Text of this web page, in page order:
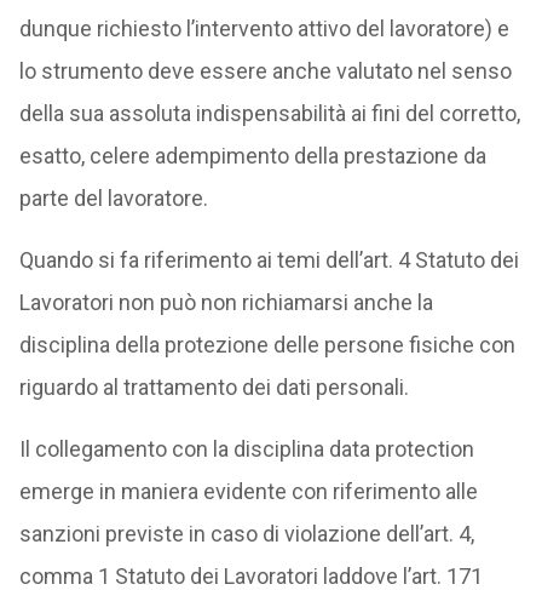
dunque richiesto l’intervento attivo del lavoratore) e
lo strumento deve essere anche valutato nel senso
della sua assoluta indispensabilità ai fini del corretto,
esatto, celere adempimento della prestazione da
parte del lavoratore.
Quando si fa riferimento ai temi dell’art. 4 Statuto dei
Lavoratori non può non richiamarsi anche la
disciplina della protezione delle persone fisiche con
riguardo al trattamento dei dati personali.
Il collegamento con la disciplina data protection
emerge in maniera evidente con riferimento alle
sanzioni previste in caso di violazione dell’art. 4,
comma 1 Statuto dei Lavoratori laddove l’art. 171